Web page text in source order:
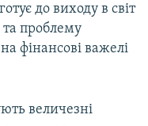
до виходу в світ
проблему
фінансові важелі
величезні